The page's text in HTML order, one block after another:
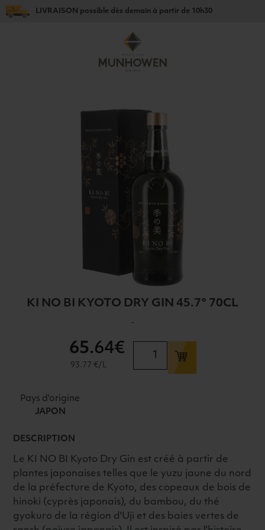
LIVRAISON possible dès demain à partir de 10h30
KI NO BI KYOTO DRY GIN 45.7° 70CL
-
45.7°
70CL
65.64€
93.77 €/L
Pays d'origine
JAPON
DESCRIPTION
Le KI NO BI Kyoto Dry Gin est créé à partir de
plantes japonaises telles que le yuzu jaune du nord
de la préfecture de Kyoto, des copeaux de bois de
hinoki (cyprès japonais), du bambou, du thé
gyokuro de la région d'Uji et des baies vertes de